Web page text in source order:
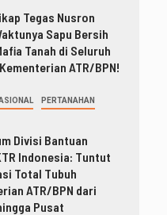
Tegas Nusron
Sapu Bersih
Tanah di Seluruh
ATR/BPN!
PERTANAHAN
Divisi Bantuan
Indonesia: Tuntut
Total Tubuh
ATR/BPN dari
Pusat